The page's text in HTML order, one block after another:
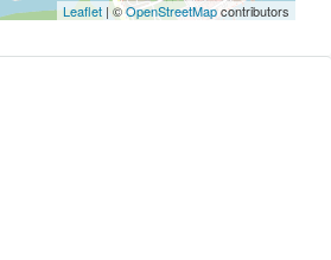
Leaflet | ©OpenStreetMapcontributors